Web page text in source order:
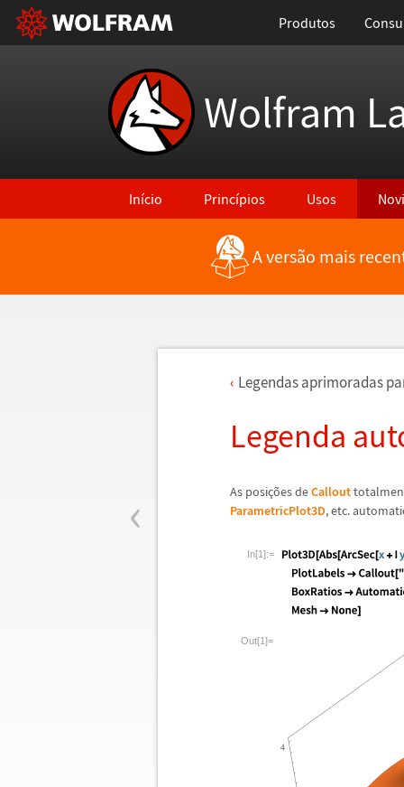
Produtos
Wolfram
Início Princípios Usos
A versão mais
‹
Legendas aprimoradas
Legenda
As posições deCallout
ParametricPlot3D, etc.
In[1]:=
Out[1]=